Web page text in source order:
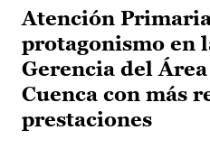
Atención
protagonismo en
Gerencia del
Cuenca con más
prestaciones